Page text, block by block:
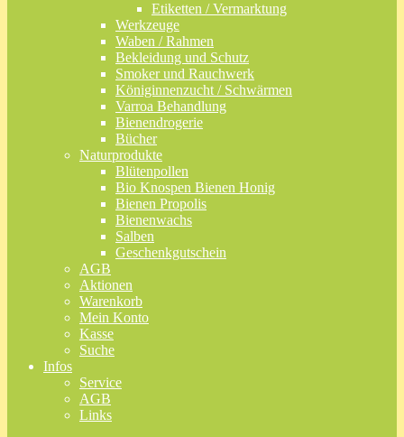
Etiketten / Vermarktung
Werkzeuge
Waben / Rahmen
Bekleidung und Schutz
Smoker und Rauchwerk
Königinnenzucht / Schwärmen
Varroa Behandlung
Bienendrogerie
Bücher
Naturprodukte
Blütenpollen
Bio Knospen Bienen Honig
Bienen Propolis
Bienenwachs
Salben
Geschenkgutschein
AGB
Aktionen
Warenkorb
Mein Konto
Kasse
Suche
Infos
Service
AGB
Links